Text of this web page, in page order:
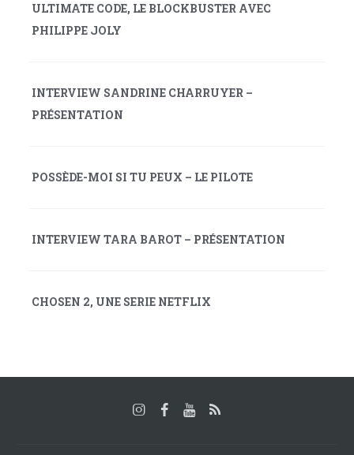
ULTIMATE CODE, LE BLOCKBUSTER AVEC
PHILIPPE JOLY
INTERVIEW SANDRINE CHARRUYER –
PRÉSENTATION
POSSÈDE-MOI SI TU PEUX – LE PILOTE
INTERVIEW TARA BAROT – PRÉSENTATION
CHOSEN 2, UNE SERIE NETFLIX